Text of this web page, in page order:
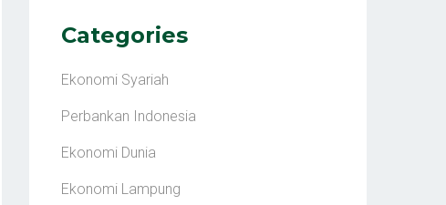
Categories
Ekonomi Syariah
Perbankan Indonesia
Ekonomi Dunia
Ekonomi Lampung